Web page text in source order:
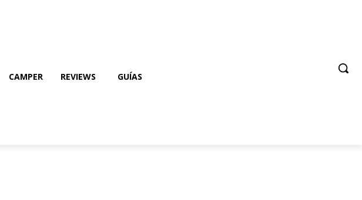
CAMPER REVIEWS GUÍAS